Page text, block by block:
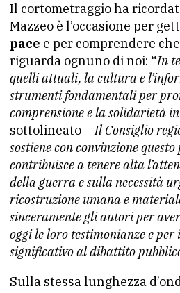
Il cortometraggio ha
Mazzeo è l’occasione per
pace e per comprendere
riguarda ognuno di noi: “In
quelli attuali, la cultura e
strumenti fondamentali per
comprensione e la solidarietà
sottolineato –Il Consiglio
sostiene con convinzione
contribuisce a tenere alta
della guerra e sulla necessità
ricostruzione umana e
sinceramente gli autori per
oggi le loro testimonianze e
significativo al dibattito
Sulla stessa lunghezza